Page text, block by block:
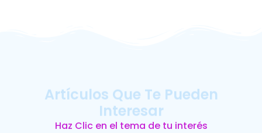
Artículos Que Te Pueden
Interesar
Haz Clic en el tema de tu interés